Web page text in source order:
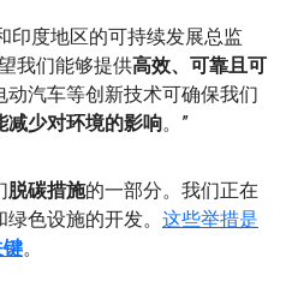
印度地区的可持续发展总监
我们能够提供高效、可靠且可
动汽车等创新技术可确保我们
减少对环境的影响。”
脱碳措施的一部分。我们正在
色设施的开发。 这些举措是
。